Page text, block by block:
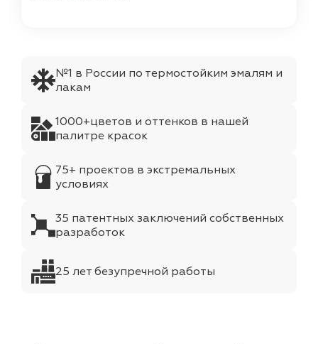
№1 в России по термостойким эмалям и
лакам
1000+цветов и оттенков в нашей
палитре красок
75+ проектов в экстремальных
условиях
35 патентных заключений собственных
разработок
25 лет безупречной работы